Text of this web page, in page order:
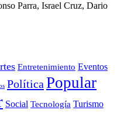
Parra, Israel Cruz, Dario
Entretenimiento Eventos
Política Popular
Social Tecnología Turismo